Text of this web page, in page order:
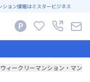
ョン情報はミスタービジネス
ィークリーマンション・マン